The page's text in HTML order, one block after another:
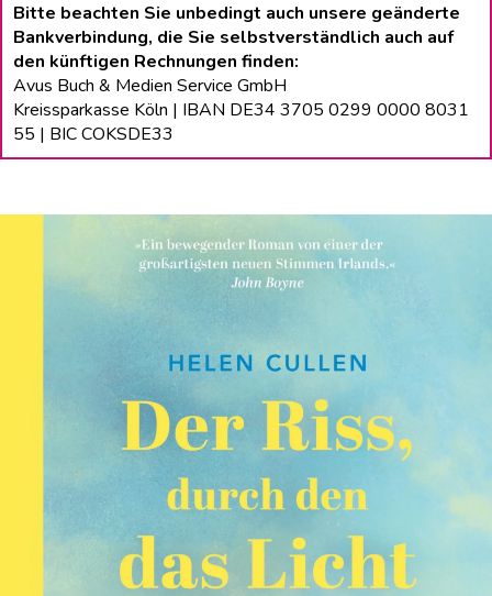
Bitte beachten Sie unbedingt auch unsere geänderte
Bankverbindung, die Sie selbstverständlich auch auf
den künftigen Rechnungen finden:
Avus Buch & Medien Service GmbH
Kreissparkasse Köln | IBAN DE34 3705 0299 0000 8031
55 | BIC COKSDE33